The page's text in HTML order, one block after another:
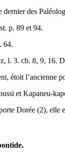
des
p. 89 et 94.
64.
l. 3. ch. 8, 9, 16.
étoit l’ancienne
et Kapaneu-
Dorée (2), elle